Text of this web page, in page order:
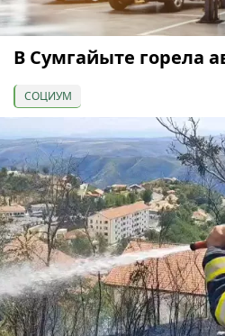
В Сумгайыте горела
СОЦИУМ